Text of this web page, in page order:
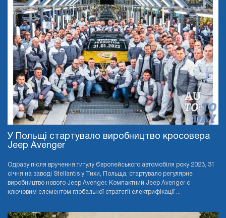
У Польщі стартувало виробництво кросовера
Jeep Avenger
Одразу після вручення титулу Європейського автомобіля року 2023, 31
січня на заводі Stellantis у Тихи, Польща, стартувало регулярне
виробництво нового Jeep Avenger. Компактний Jeep Avenger є
ключовим елементом глобальної стратегії електрифікації ...